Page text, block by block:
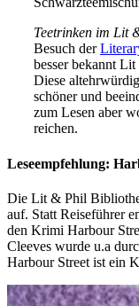
Teetrinken im Lit
Besuch der
besser bekannt
Diese
schöner und
zum Lesen aber
reichen.
Leseempfehlung:
Die Lit & Phil
auf. Statt Reiseführer
den Krimi Harbour
Cleeves wurde u.a
Harbour Street ist ein